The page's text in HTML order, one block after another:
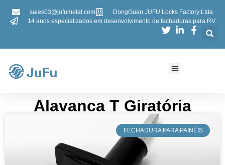
sales03@jufumetal.com
DongGuan JUFU Locks Factory Ltda
14 anos especializados em desenvolvimento de fechaduras para RV
Alavanca T Giratória​​
​FECHADURA PARA PAINÉIS